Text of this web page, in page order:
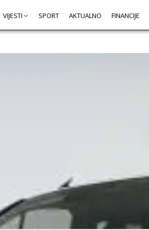
VIJESTI SPORT AKTUALNO FINANCIJE